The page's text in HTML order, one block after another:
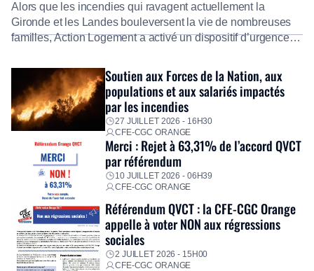
Alors que les incendies qui ravagent actuellement la
Gironde et les Landes bouleversent la vie de nombreuses
familles, Action Logement a activé un dispositif d’urgence
Fidèle à sa mission d’utilité sociale, le Groupe mobilise
immédiatement ses équipes afin de proposer un diagnostic
personnalisé, des aides financières pour faire face aux
premières dépenses, […]
Soutien aux Forces de la Nation, aux
populations et aux salariés impactés
par les incendies
27 JUILLET 2026 - 16H30
CFE-CGC ORANGE
Merci : Rejet à 63,31% de l’accord QVCT
par référendum
10 JUILLET 2026 - 06H39
CFE-CGC ORANGE
Référendum QVCT : la CFE-CGC Orange
appelle à voter NON aux régressions
sociales
2 JUILLET 2026 - 15H00
CFE-CGC ORANGE